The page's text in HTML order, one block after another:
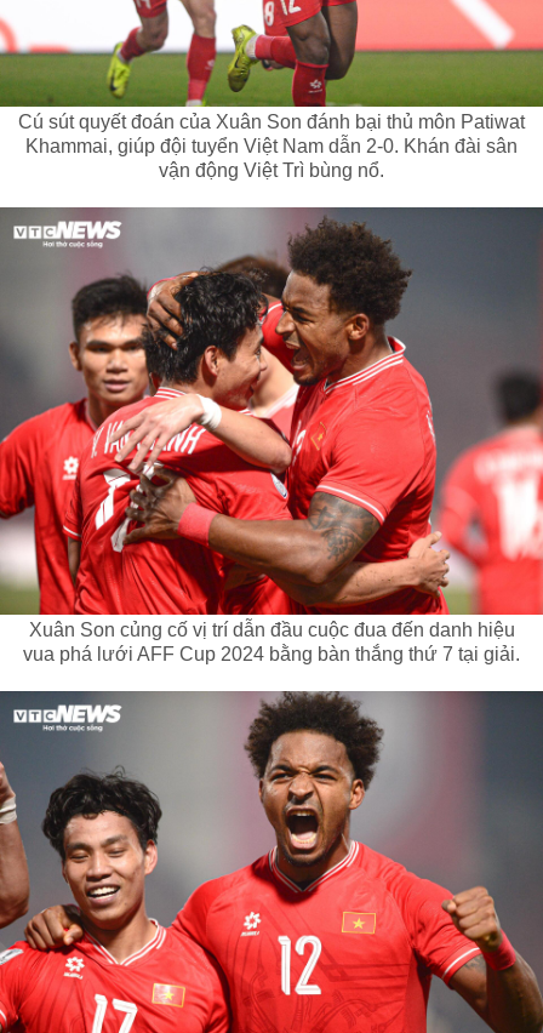
Cú sút quyết đoán của Xuân Son đánh bại thủ môn Patiwat
Khammai, giúp đội tuyển Việt Nam dẫn 2-0. Khán đài sân
vận động Việt Trì bùng nổ.
Xuân Son củng cố vị trí dẫn đầu cuộc đua đến danh hiệu
vua phá lưới AFF Cup 2024 bằng bàn thắng thứ 7 tại giải.